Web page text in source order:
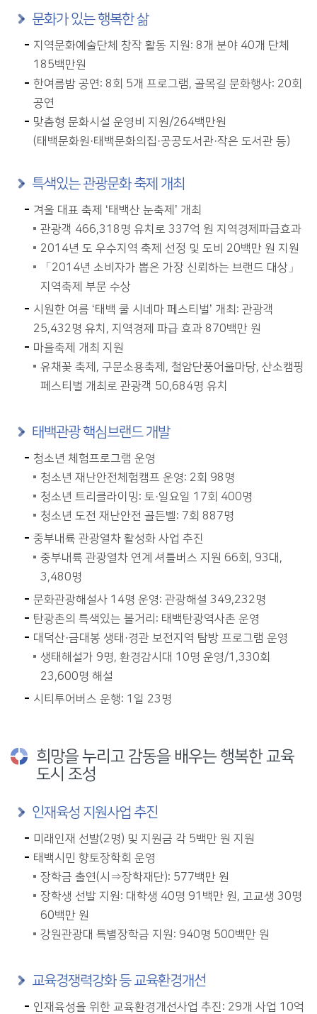
문화가 있는 행복한 삶
지역문화예술단체 창작 활동 지원: 8개 분야 40개 단체
185백만원
한여름밤 공연: 8회 5개 프로그램, 골목길 문화행사: 20회
공연
맞춤형 문화시설 운영비 지원/264백만원
(태백문화원·태백문화의집·공공도서관·작은 도서관 등)
특색있는 관광문화 축제 개최
겨울 대표 축제 ‘태백산 눈축제’ 개최
관광객 466,318명 유치로 337억 원 지역경제파급효과
2014년 도 우수지역 축제 선정 및 도비 20백만 원 지원
「2014년 소비자가 뽑은 가장 신뢰하는 브랜드 대상」
지역축제 부문 수상
시원한 여름 ‘태백 쿨 시네마 페스티벌’ 개최: 관광객
25,432명 유치, 지역경제 파급 효과 870백만 원
마을축제 개최 지원
유채꽃 축제, 구문소용축제, 철암단풍어울마당, 산소캠핑
페스티벌 개최로 관광객 50,684명 유치
태백관광 핵심브랜드 개발
청소년 체험프로그램 운영
청소년 재난안전체험캠프 운영: 2회 98명
청소년 트리클라이밍: 토·일요일 17회 400명
청소년 도전 재난안전 골든벨: 7회 887명
중부내륙 관광열차 활성화 사업 추진
중부내륙 관광열차 연계 셔틀버스 지원 66회, 93대,
3,480명
문화관광해설사 14명 운영: 관광해설 349,232명
탄광촌의 특색있는 볼거리: 태백탄광역사촌 운영
대덕산·금대봉 생태·경관 보전지역 탐방 프로그램 운영
생태해설가 9명, 환경감시대 10명 운영/1,330회
23,600명 해설
시티투어버스 운행: 1일 23명
희망을 누리고 감동을 배우는 행복한 교육
도시 조성
인재육성 지원사업 추진
미래인재 선발(2명) 및 지원금 각 5백만 원 지원
태백시민 향토장학회 운영
장학금 출연(시⇒장학재단): 577백만 원
장학생 선발 지원: 대학생 40명 91백만 원, 고교생 30명
60백만 원
강원관광대 특별장학금 지원: 940명 500백만 원
교육경쟁력강화 등 교육환경개선
인재육성을 위한 교육환경개선사업 추진: 29개 사업 10억